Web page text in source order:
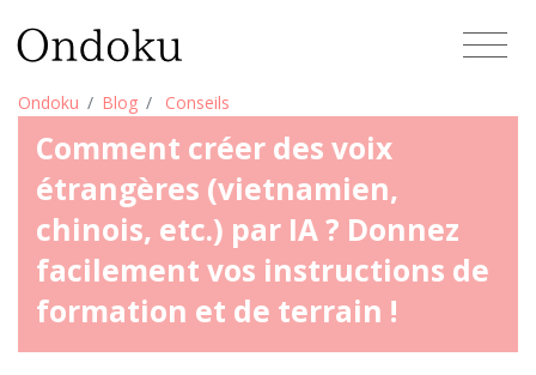
Ondoku Blog Conseils
Comment créer des voix
étrangères (vietnamien,
chinois, etc.) par IA ? Donnez
facilement vos instructions de
formation et de terrain !